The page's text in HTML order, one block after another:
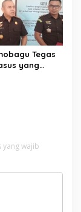
Tegas
yang
yang wajib